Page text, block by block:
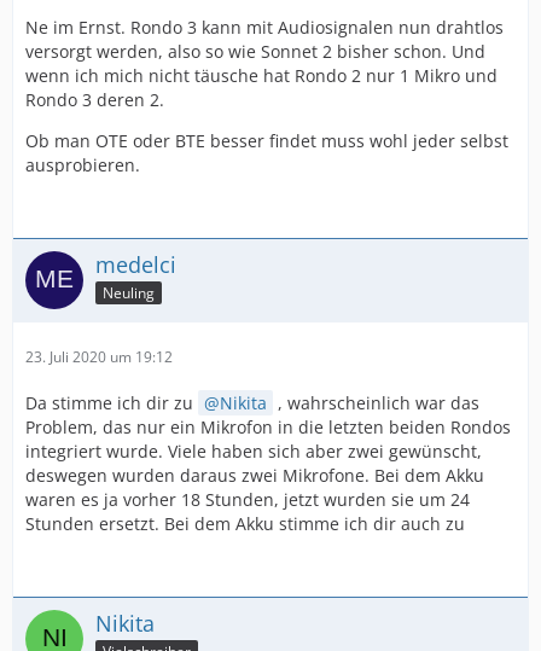
Ne im Ernst. Rondo 3 kann mit Audiosignalen nun drahtlos
versorgt werden, also so wie Sonnet 2 bisher schon. Und
wenn ich mich nicht täusche hat Rondo 2 nur 1 Mikro und
Rondo 3 deren 2.
Ob man OTE oder BTE besser findet muss wohl jeder selbst
ausprobieren.
medelci
Neuling
23. Juli 2020 um 19:12
Da stimme ich dir zu Nikita , wahrscheinlich war das
Problem, das nur ein Mikrofon in die letzten beiden Rondos
integriert wurde. Viele haben sich aber zwei gewünscht,
deswegen wurden daraus zwei Mikrofone. Bei dem Akku
waren es ja vorher 18 Stunden, jetzt wurden sie um 24
Stunden ersetzt. Bei dem Akku stimme ich dir auch zu
Nikita